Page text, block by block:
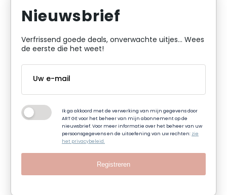
Nieuwsbrief
Verfrissend goede deals, onverwachte uitjes... Wees
de eerste die het weet!
Ik ga akkoord met de verwerking van mijn gegevens door
ART GE voor het beheer van mijn abonnement op de
nieuwsbrief. Voor meer informatie over het beheer van uw
persoonsgegevens en de uitoefening van uw rechten:zie
het privacybeleid.
Registreren